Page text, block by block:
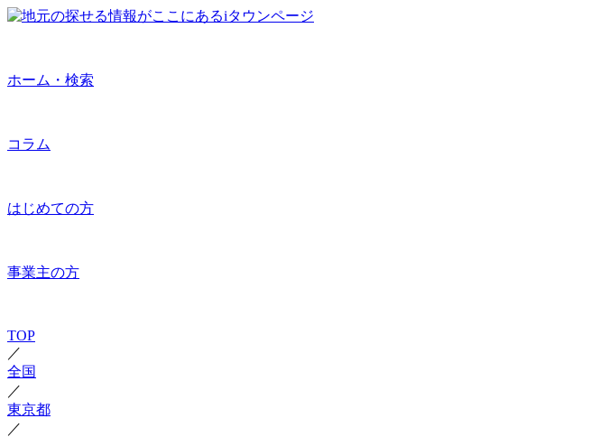
ホーム・検索
コラム
はじめての方
事業主の方
TOP
／
全国
／
東京都
／